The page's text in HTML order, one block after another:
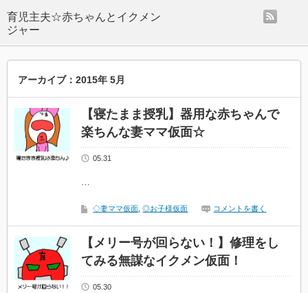
アーカイブ：2015年 5月
【寝たまま授乳】器用な赤ちゃんで
楽ちんな妻ママ仮面☆
05.31
…
◇妻ママ仮面 ,◎お子様仮面 コメントを書く
【メリー号が回らない！】修理をし
てみる無謀なイクメン仮面！
05.30